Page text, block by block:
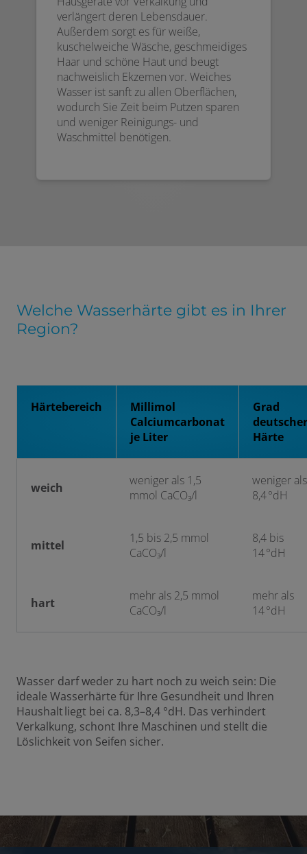
verlängert deren Lebensdauer.
Außerdem sorgt es für weiße,
kuschelweiche Wäsche, geschmeidiges
Haar und schöne Haut und beugt
nachweislich Ekzemen vor. Weiches
Wasser ist sanft zu allen Oberflächen,
wodurch Sie Zeit beim Putzen sparen
und weniger Reinigungs- und
Waschmittel benötigen.
Welche Wasserhärte gibt es in Ihrer
Region?
Härtebereich
Millimol
Calciumcarbonat
je Liter
Grad
deutscher
Härte
weich
weniger als 1,5
mmol CaCO₃/l
weniger als
8,4 °dH
mittel
1,5 bis 2,5 mmol
CaCO₃/l
8,4 bis
14 °dH
hart
mehr als 2,5 mmol
CaCO₃/l
mehr als
14 °dH
Wasser darf weder zu hart noch zu weich sein: Die
ideale Wasserhärte für Ihre Gesundheit und Ihren
Haushalt liegt bei ca. 8,3–8,4 °dH. Das verhindert
Verkalkung, schont Ihre Maschinen und stellt die
Löslichkeit von Seifen sicher.